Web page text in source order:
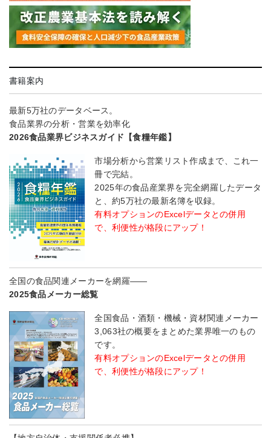
書籍案内
最新5万社のデータベース。
食品業界の分析・営業を効率化
2026食品業界ビジネスガイド【食糧年鑑】
市場分析から営業リスト作成まで、これ一
冊で完結。
2025年の食品産業界を完全網羅したデータ
と、約5万社の最新名簿を収録。
有料オプションのExcelデータとの併用
で、利便性が格段にアップ！
全国の食品関連メーカーを網羅――
2025食品メーカー総覧
全国食品・酒類・機械・資材関連メーカー
3,063社の概要をまとめた業界唯一のもの
です。
有料オプションのExcelデータとの併用
で、利便性が格段にアップ！